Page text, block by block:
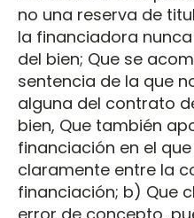
no una reserva de
la financiadora
del bien; Que se
sentencia de la que
alguna del contrato
bien, Que también
financiación en el
claramente entre la
financiación; b) Que